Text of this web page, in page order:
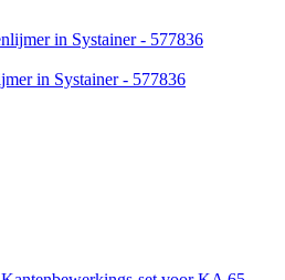
in Systainer - 577836